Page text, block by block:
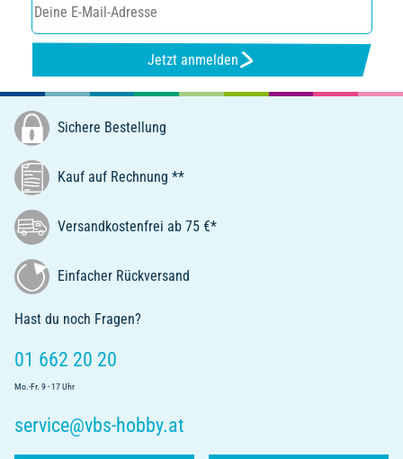
Jetzt anmelden
Sichere Bestellung
Kauf auf Rechnung **
Versandkostenfrei ab 75 €*
Einfacher Rückversand
Hast du noch Fragen?
01 662 20 20
Mo.-Fr. 9 - 17 Uhr
service@vbs-hobby.at